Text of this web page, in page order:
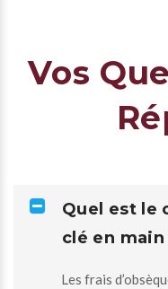
Vos
Quel est le
clé en main
Les frais